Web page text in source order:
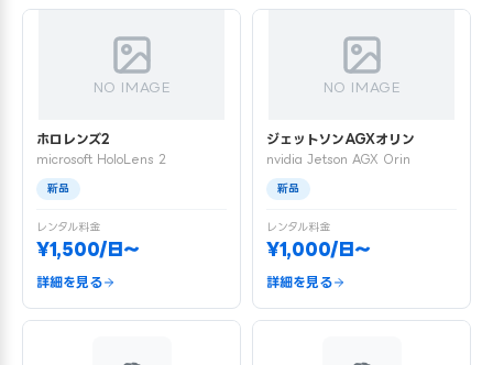
NO IMAGE
ホロレンズ2
microsoft HoloLens 2
新品
レンタル料金
¥1,500/日〜
詳細を見る
NO IMAGE
ジェットソンAGXオリン
nvidia Jetson AGX Orin
新品
レンタル料金
¥1,000/日〜
詳細を見る